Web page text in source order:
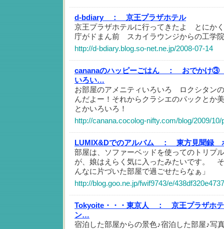
d-bdiary ：
京王プラザホテル
京王プラザホテルに行ってきたよ とにか
庁がドまん前 スカイラウンジからの工学
http://d-bdiary.blog.so-net.ne.jp/2008-07-14
cananaのハッピーごはん ：
おでかけ③
いろい…
お部屋のアメニティいろいろ ロクシタン
んだよー！それからクラシエのパックとか
とかいろいろ！
http://canana.cocolog-nifty.com/blog/2009/
LUMIX&Dでのアルバム ：
東方見聞録
部屋は、ソファーベッドを使ってのトリプ
が、娘はえらく気に入ったみたいです。
んなに片づいた部屋で過ごせたらなぁ」
http://blog.goo.ne.jp/fwif9743/e/
Tokyoite・・・東京人 ：
京王プラザホ
ン…
宿泊した部屋からの景色♪宿泊した部屋♪写